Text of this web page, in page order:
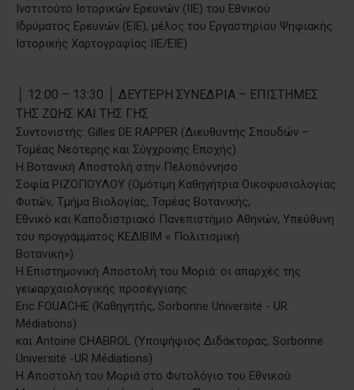
Ινστιτούτο Ιστορικών Ερευνών (ΙΙΕ) του Εθνικού
Ιδρύματος Ερευνών (EIE), μέλος του Εργαστηρίου Ψηφιακής
Ιστορικής Χαρτογραφίας ΙΙΕ/ΕΙΕ)
│ 12:00 – 13:30 │ ΔΕΥΤΕΡΗ ΣΥΝΕΔΡΙΑ – ΕΠΙΣΤΗΜΕΣ
ΤΗΣ ΖΩΗΣ ΚΑΙ ΤΗΣ ΓΗΣ
Συντονιστής: Gilles DE RAPPER (Διευθυντής Σπουδών –
Τομέας Νεότερης και Σύγχρονης Εποχής)
Η Βοτανική Αποστολή στην Πελοπόννησο
Σοφία ΡΙΖΟΠΟΥΛΟΥ (Ομότιμη Καθηγήτρια Οικοφυσιολογίας
Φυτών, Τμήμα Βιολογίας, Τομέας Βοτανικής,
Εθνικό και Καποδιστριακό Πανεπιστήμιο Αθηνών, Υπεύθυνη
του προγράμματος ΚΕΔΙΒΙΜ « Πολιτισμική
Βοτανική»)
Η Επιστημονική Αποστολή του Μοριά: οι απαρχές της
γεωαρχαιολογικής προσέγγισης
Eric FOUACHE (Καθηγητής, Sorbonne Université - UR
Médiations)
και Antoine CHABROL (Υποψήφιος Διδάκτορας, Sorbonne
Université -UR Médiations)
Η Αποστολή του Μοριά στο Φυτολόγιο του Εθνικού